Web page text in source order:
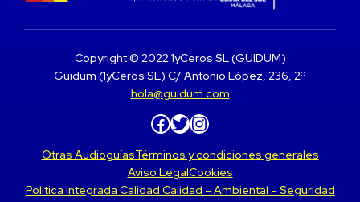
Copyright © 2022 1yCeros SL (GUIDUM)
Guidum (1yCeros SL) C/ Antonio López, 236, 2º
hola@guidum.com
Facebook Twitter Instagram
Otras AudioguíasTérminos y condiciones generales
Aviso LegalCookies
Politica Integrada Calidad Calidad – Ambiental – Seguridad